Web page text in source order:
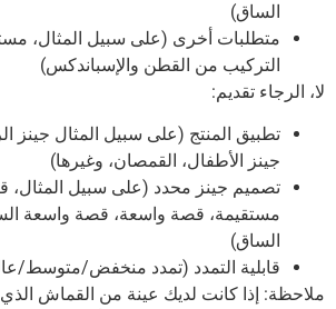
الساق)
متطلبات أخرى (على سبيل المثال،
التركيب من القطن والإسباندكس)
لا، الرجاء تقديم:
تطبيق المنتج (على سبيل المثال جينز
جينز الأطفال، القمصان، وغيرها)
تصميم جينز محدد (على سبيل
مستقيمة، قصة واسعة، قصة واسعة
الساق)
قابلية التمدد (تمدد منخفض/متوسط/
ملاحظة: إذا كانت لديك عينة من القماش